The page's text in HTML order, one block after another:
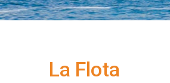
La Flota